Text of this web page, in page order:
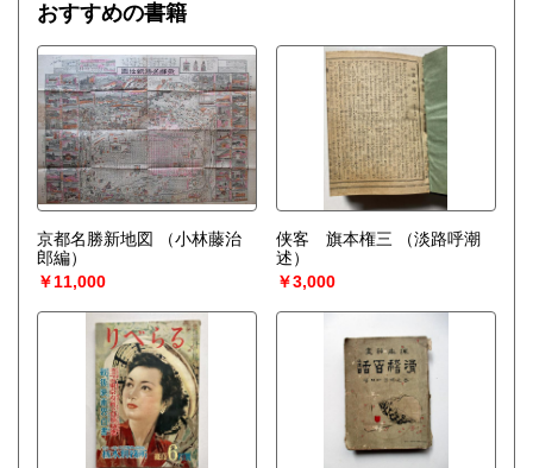
おすすめの書籍
京都名勝新地図
（小林藤治
郎編）
￥11,000
侠客 旗本権三
（淡路呼潮
述）
￥3,000